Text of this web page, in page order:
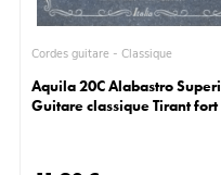
Cordes guitare - Classique
Aquila 20C Alabastro
Guitare classique Tirant fort